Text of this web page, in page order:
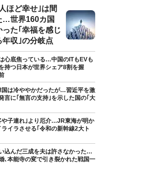
ほど幸せ｣は間
…世界160カ国
た｢幸福を感じ
年収｣の分岐点
心底焦っている…中国のITもEVも
持つ日本が世界シェア8割を握
国は冷ややかだったが…習近平を激
言に｢無言の支持｣を示した国の｢大
や子連れ｣より厄介…JR東海が明か
ライラさせる｢令和の新幹線2大ト
込んだ三成を夫は許さなかった…
､本能寺の変で引き裂かれた戦国一